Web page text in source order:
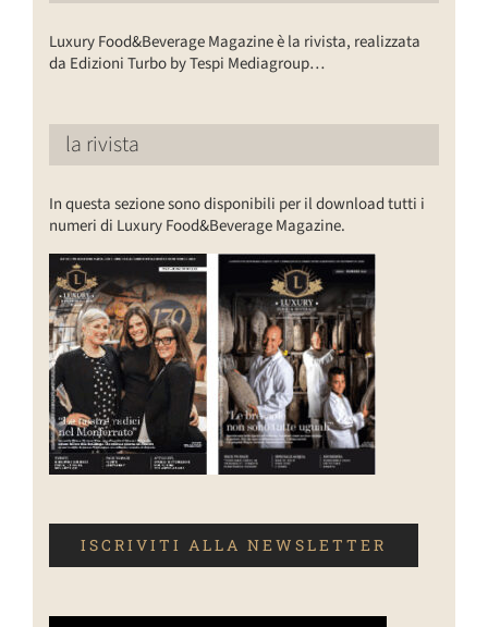
Luxury Food&Beverage Magazine è la rivista, realizzata
da Edizioni Turbo by Tespi Mediagroup…
la rivista
In questa sezione sono disponibili per il download tutti i
numeri di Luxury Food&Beverage Magazine.
ISCRIVITI ALLA NEWSLETTER